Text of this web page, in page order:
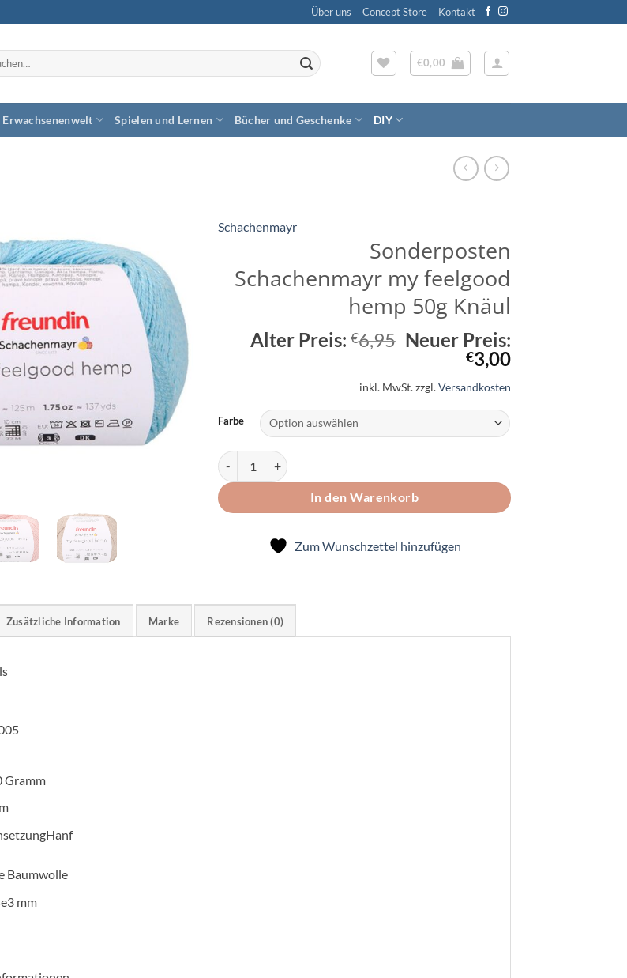
Über uns Concept Store Kontakt
€0,00
Erwachsenenwelt Spielen und Lernen Bücher und Geschenke DIY
Zum
Wunschzettel
hinzufügen
Schachenmayr
Sonderposten
Schachenmayr my feelgood
hemp 50g Knäul
Alter Preis: €6,95 Ursprünglicher
€6,95
Neuer Preis:
€3,00Aktueller
inkl. MwSt.zzgl.Versandkosten
Farbe
Sonderposten Schachenmayr my feelgood hemp 50g Knäul Menge
In den Warenkorb
Zum Wunschzettel hinzufügen
Zusätzliche Information Marke Rezensionen (0)
Gramm
Hanf
Baumwolle
3 mm